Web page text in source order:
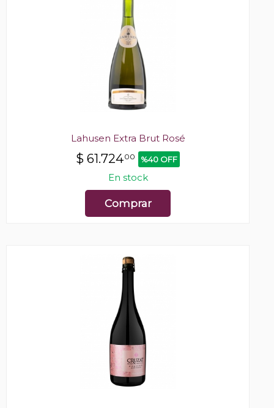
Lahusen Extra Brut Rosé
$ 61.72400 %40 OFF
En stock
Comprar